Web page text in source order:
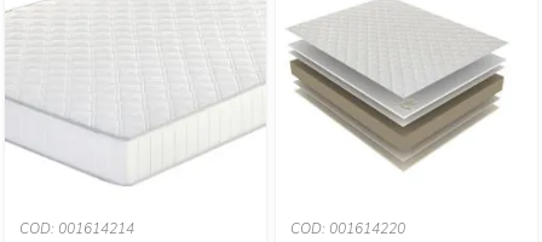
COD: 001614214
COD: 001614220